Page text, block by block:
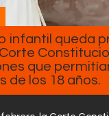
Nosotros
infantil queda
que
de los 18 años.